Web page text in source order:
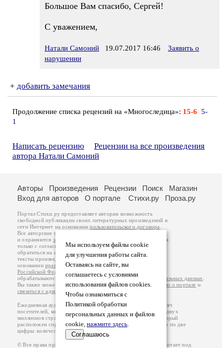
Большое Вам спасибо, Сергей!
С уважением,
Натали Самоний 19.07.2017 16:46
Заявить о
нарушении
+ добавить замечания
Продолжение списка рецензий на «Многоследица»: 15-6 5-
1
Написать рецензию
Рецензии на все произведения
автора Натали Самоний
Мы используем файлы cookie
для улучшения работы сайта.
Оставаясь на сайте, вы
соглашаетесь с условиями
использования файлов cookies.
Чтобы ознакомиться с
Политикой обработки
персональных данных и файлов
cookie, нажмите здесь.
Соглашаюсь
Авторы Произведения Рецензии Поиск
Магазин
Вход для авторов
О портале Стихи.ру Проза.ру
Портал Стихи.ру предоставляет авторам возможность
свободной публикации своих литературных произведений в
сети Интернет на основаниипользовательского договора
Все авторские права на произведения принадлежат авторам
и охраняются законом
. Перепечатка произведений возможна
только с согласия его автора, к которому вы можете
обратиться на его авторской странице. Ответственность за
тексты произведений авторы несут самостоятельно на
основанииправил публикацииизаконодательства
Российской Федерации
обрабатываются на основанииПолитики обработки персональных данных
Вы также можете посмотреть более подробнуюинформацию о портале и
связаться с администрацией
Ежедневная аудитория портала Стихи.ру – порядка 200 тысяч
посетителей, которые в общей сумме просматривают более двух
миллионов страниц по данным счетчика посещаемости, который
расположен справа от этого текста. В каждой графе указано по две
цифры: количество просмотров и количество посетителей.
© Все права принадлежат авторам, 2000-2026. Портал работает под